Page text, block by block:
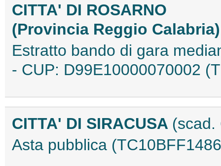
CITTA' DI ROSARNO
(Provincia Reggio
Estratto bando di gara
- CUP: D99E10000070002
CITTA' DI SIRACUSA (scad.
Asta pubblica